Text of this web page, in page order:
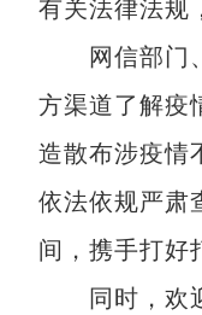
有关法律法规
网信部门、
方渠道了解疫
造散布涉疫情
依法依规严肃
间，携手打好
同时，欢迎